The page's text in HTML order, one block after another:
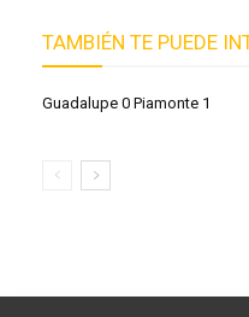
TAMBIÉN TE PUEDE
Guadalupe 0 Piamonte 1